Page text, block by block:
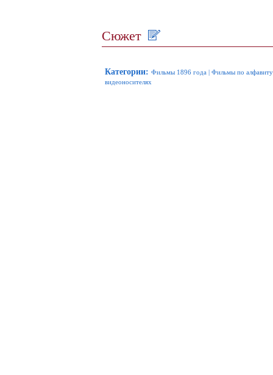
Сюжет
Категории: Фильмы 1896 года | Фильмы по алфавиту
видеоносителях